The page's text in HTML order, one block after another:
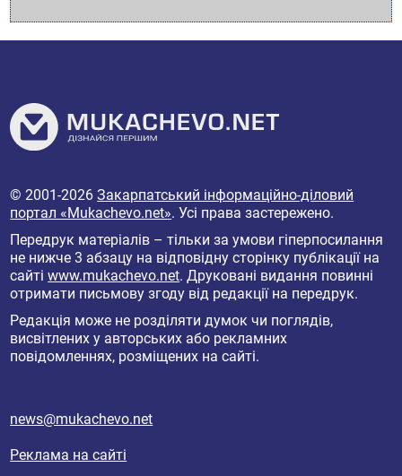
© 2001-2026Закарпатський інформаційно-діловий
портал «Mukachevo.net». Усі права застережено.
Передрук матеріалів – тільки за умови гіперпосилання
не нижче 3 абзацу на відповідну сторінку публікації на
сайтіwww.mukachevo.net. Друковані видання повинні
отримати письмову згоду від редакції на передрук.
Редакція може не розділяти думок чи поглядів,
висвітлених у авторських або рекламних
повідомленнях, розміщених на сайті.
news@mukachevo.net
Реклама на сайті